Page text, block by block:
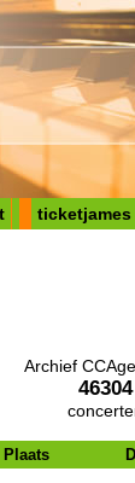
ticketjames
Archief
46304
Plaats